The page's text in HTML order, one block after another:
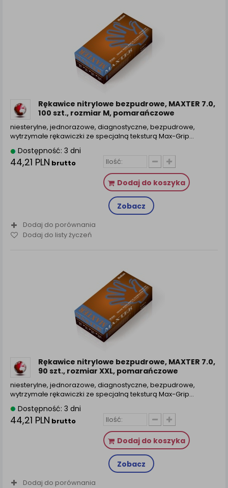
Rękawice nitrylowe bezpudrowe, MAXTER 7.0,
100 szt., rozmiar M, pomarańczowe
niesterylne, jednorazowe, diagnostyczne, bezpudrowe,
wytrzymałe rękawiczki ze specjalną teksturą Max-Grip…
Dostępność: 3 dni
44,21 PLN brutto
Dodaj do koszyka
Zobacz
Dodaj do porównania
Dodaj do listy życzeń
Rękawice nitrylowe bezpudrowe, MAXTER 7.0,
90 szt., rozmiar XXL, pomarańczowe
niesterylne, jednorazowe, diagnostyczne, bezpudrowe,
wytrzymałe rękawiczki ze specjalną teksturą Max-Grip…
Dostępność: 3 dni
44,21 PLN brutto
Dodaj do koszyka
Zobacz
Dodaj do porównania